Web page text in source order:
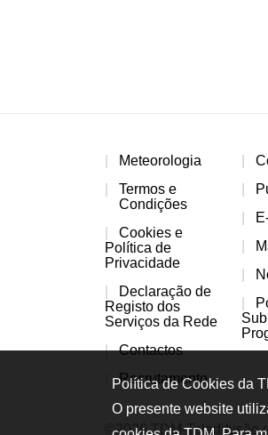
Meteorologia
Termos e
Condições
Cookies e
Política de
Privacidade
Declaração de
Registo dos
Serviços da Rede
Contactos
Recrutamento
©2026 TDM-Teledifusão
Política de Cookies da
O presente website